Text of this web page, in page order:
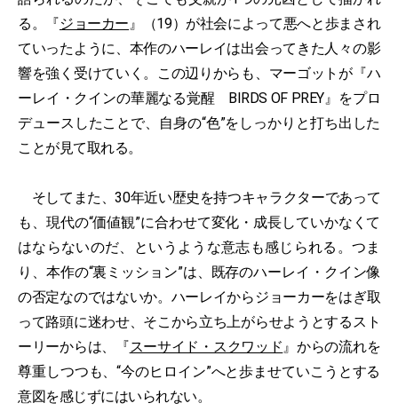
る。『ジョーカー』（19）が社会によって悪へと歩まされ
ていったように、本作のハーレイは出会ってきた人々の影
響を強く受けていく。この辺りからも、マーゴットが『ハ
ーレイ・クインの華麗なる覚醒 BIRDS OF PREY』をプロ
デュースしたことで、自身の“色”をしっかりと打ち出した
ことが見て取れる。
そしてまた、30年近い歴史を持つキャラクターであって
も、現代の“価値観”に合わせて変化・成長していかなくて
はならないのだ、というような意志も感じられる。つま
り、本作の“裏ミッション”は、既存のハーレイ・クイン像
の否定なのではないか。ハーレイからジョーカーをはぎ取
って路頭に迷わせ、そこから立ち上がらせようとするスト
ーリーからは、『スーサイド・スクワッド』からの流れを
尊重しつつも、“今のヒロイン”へと歩ませていこうとする
意図を感じずにはいられない。